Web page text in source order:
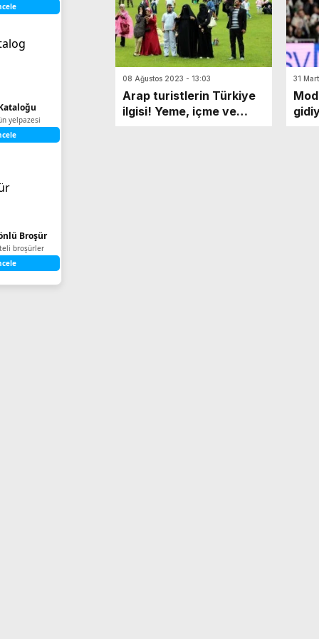
yelpazesi
Broşür
broşürler
08 Ağustos 2023 - 13:03
Arap turistlerin Türkiye
ilgisi! Yeme, içme ve
31